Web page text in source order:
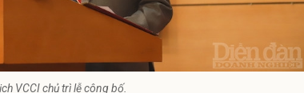
VCCI chủ trì lễ công bố.